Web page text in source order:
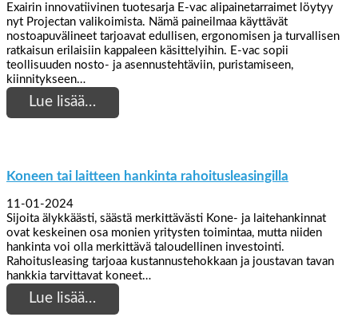
Exairin innovatiivinen tuotesarja E-vac alipainetarraimet löytyy
nyt Projectan valikoimista. Nämä paineilmaa käyttävät
nostoapuvälineet tarjoavat edullisen, ergonomisen ja turvallisen
ratkaisun erilaisiin kappaleen käsittelyihin. E-vac sopii
teollisuuden nosto- ja asennustehtäviin, puristamiseen,
kiinnitykseen…
Lue lisää…
Koneen tai laitteen hankinta rahoitusleasingilla
11-01-2024
Sijoita älykkäästi, säästä merkittävästi Kone- ja laitehankinnat
ovat keskeinen osa monien yritysten toimintaa, mutta niiden
hankinta voi olla merkittävä taloudellinen investointi.
Rahoitusleasing tarjoaa kustannustehokkaan ja joustavan tavan
hankkia tarvittavat koneet…
Lue lisää…